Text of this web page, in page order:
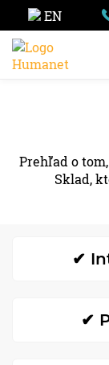
EN
Prehľad o
Sklad,
✔
✔